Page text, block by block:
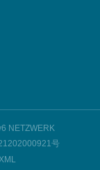
NETZWERK
号